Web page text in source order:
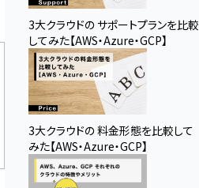
3大クラウドの サポートプランを比較
してみた【AWS・Azure・GCP】
3大クラウドの 料金形態を比較して
みた【AWS・Azure・GCP】